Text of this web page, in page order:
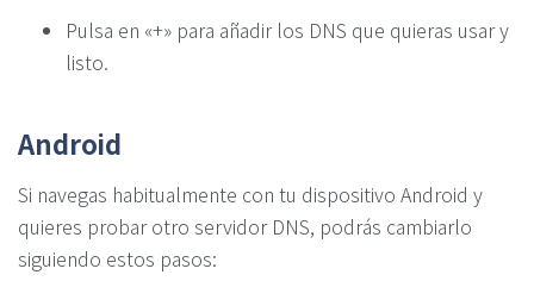
Pulsa en «+» para añadir los DNS que quieras usar y
listo.
Android
Si navegas habitualmente con tu dispositivo Android y
quieres probar otro servidor DNS, podrás cambiarlo
siguiendo estos pasos: